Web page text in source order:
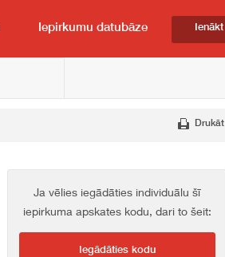
Iepirkumu datubāze Ienākt
Drukāt
Ja vēlies iegādāties individuālu šī
iepirkuma apskates kodu, dari to šeit:
Iegādāties kodu